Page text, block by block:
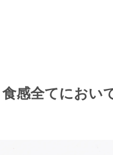
感全てにおい